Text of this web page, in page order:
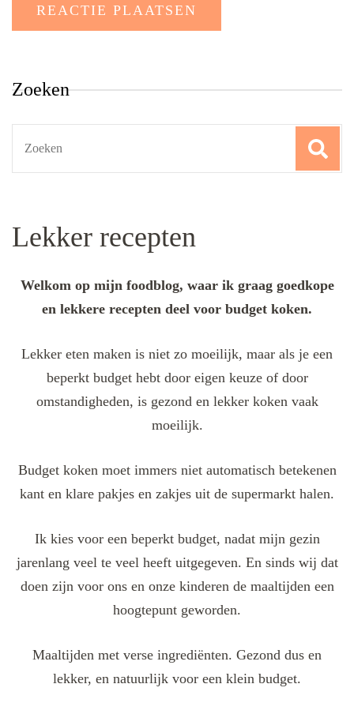
Zoeken
Lekker recepten
Welkom op mijn foodblog, waar ik graag goedkope
en lekkere recepten deel voor budget koken.
Lekker eten maken is niet zo moeilijk, maar als je een
beperkt budget hebt door eigen keuze of door
omstandigheden, is gezond en lekker koken vaak
moeilijk.
Budget koken moet immers niet automatisch betekenen
kant en klare pakjes en zakjes uit de supermarkt halen.
Ik kies voor een beperkt budget, nadat mijn gezin
jarenlang veel te veel heeft uitgegeven. En sinds wij dat
doen zijn voor ons en onze kinderen de maaltijden een
hoogtepunt geworden.
Maaltijden met verse ingrediënten. Gezond dus en
lekker, en natuurlijk voor een klein budget.